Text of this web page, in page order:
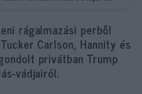
rágalmazási perből
Carlson, Hannity és
privátban Trump
vádjairól.